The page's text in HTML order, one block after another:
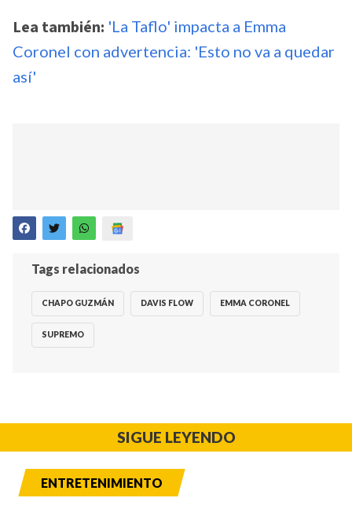
Lea también: 'La Taflo' impacta a Emma
Coronel con advertencia: 'Esto no va a quedar
así'
Tags relacionados
CHAPO GUZMÁN DAVIS FLOW EMMA CORONEL
SUPREMO
SIGUE LEYENDO
ENTRETENIMIENTO